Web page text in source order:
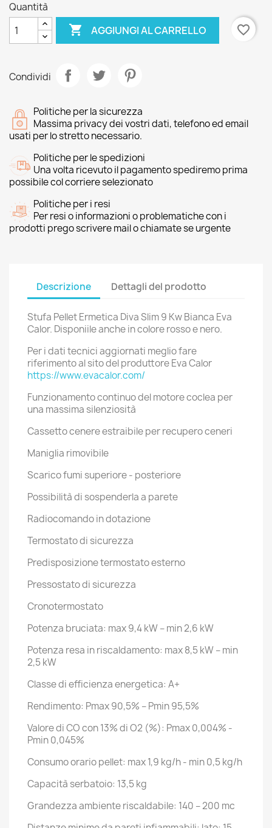
Quantità
 AGGIUNGI AL CARRELLO favorite_border
Condividi
Politiche per la sicurezza
Massima privacy dei vostri dati, telefono ed email
usati per lo stretto necessario.
Politiche per le spedizioni
Una volta ricevuto il pagamento spediremo prima
possibile col corriere selezionato
Politiche per i resi
Per resi o informazioni o problematiche con i
prodotti prego scrivere mail o chiamate se urgente
Descrizione Dettagli del prodotto
Stufa Pellet Ermetica Diva Slim 9 Kw Bianca Eva
Calor. Disponiile anche in colore rosso e nero.
Per i dati tecnici aggiornati meglio fare
riferimento al sito del produttore Eva Calor
https://www.evacalor.com/
Funzionamento continuo del motore coclea per
una massima silenziosità
Cassetto cenere estraibile per recupero ceneri
Maniglia rimovibile
Scarico fumi superiore - posteriore
Possibilità di sospenderla a parete
Radiocomando in dotazione
Termostato di sicurezza
Predisposizione termostato esterno
Pressostato di sicurezza
Cronotermostato
Potenza bruciata: max 9,4 kW – min 2,6 kW
Potenza resa in riscaldamento: max 8,5 kW – min
2,5 kW
Classe di efficienza energetica: A+
Rendimento: Pmax 90,5% – Pmin 95,5%
Valore di CO con 13% di O2 (%): Pmax 0,004% -
Pmin 0,045%
Consumo orario pellet: max 1,9 kg/h - min 0,5 kg/h
Capacità serbatoio: 13,5 kg
Grandezza ambiente riscaldabile: 140 – 200 mc